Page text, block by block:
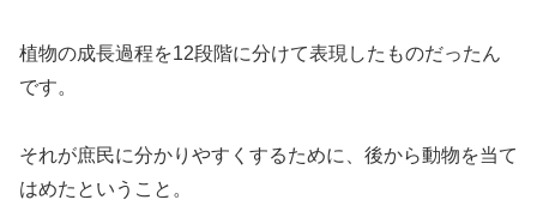
植物の成長過程を12段階に分けて表現したものだったん
です。
それが庶民に分かりやすくするために、後から動物を当て
はめたということ。